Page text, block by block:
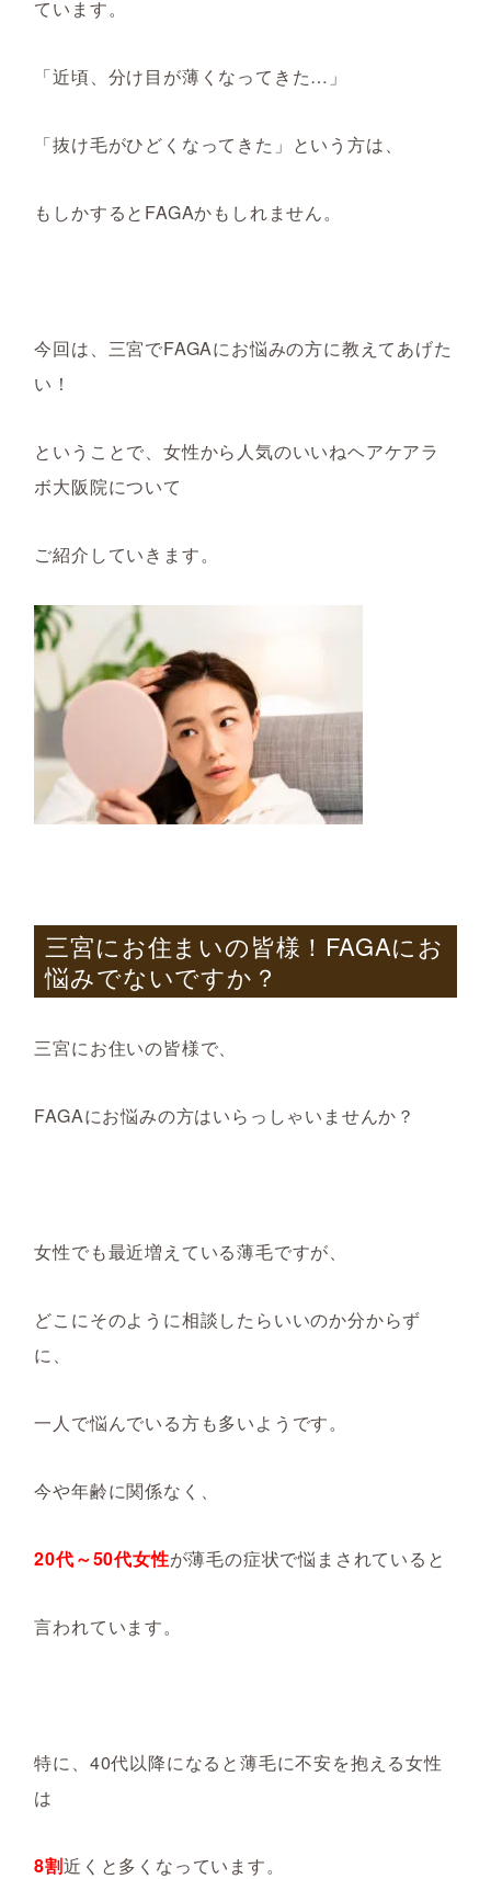
ています。
「近頃、分け目が薄くなってきた…」
「抜け毛がひどくなってきた」という方は、
もしかするとFAGAかもしれません。
今回は、三宮でFAGAにお悩みの方に教えてあげた
い！
ということで、女性から人気のいいねヘアケアラ
ボ大阪院について
ご紹介していきます。
三宮にお住まいの皆様！ FAGAにお
悩みでないですか？
三宮にお住いの皆様で、
FAGAにお悩みの方はいらっしゃいませんか？
女性でも最近増えている薄毛ですが、
どこにそのように相談したらいいのか分からず
に、
一人で悩んでいる方も多いようです。
今や年齢に関係なく、
20代～50代女性が薄毛の症状で悩まされていると
言われています。
特に、40代以降になると薄毛に不安を抱える女性
は
8割近くと多くなっています。